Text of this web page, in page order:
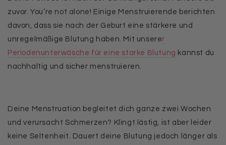
zuvor. You’re not alone! Einige Menstruierende berichten
davon, dass sie nach der Geburt eine stärkere und
unregelmäßige Blutung haben. Mit unserer
Periodenunterwäsche für eine starke Blutung kannst du
nachhaltig und sicher menstruieren.
Deine Menstruation begleitet dich ganze zwei Wochen
und verursacht Schmerzen? Klingt lästig, ist aber leider
keine Seltenheit
Dauert deine Blutung jedoch länger als